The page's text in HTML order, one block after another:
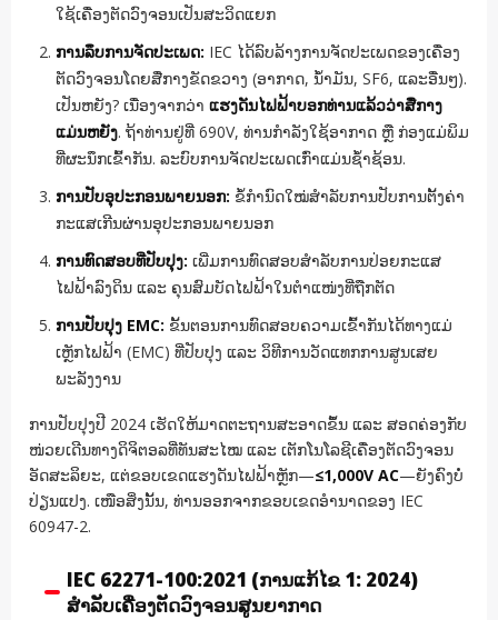
ໃຊ້ເຄື່ອງຕັດວົງຈອນເປັນສະວິດແຍກ
ການລຶບການຈັດປະເພດ: IEC ໄດ້ລົບລ້າງການຈັດປະເພດຂອງເຄື່ອງ
ຕັດວົງຈອນໂດຍສື່ກາງຂັດຂວາງ (ອາກາດ, ນ້ຳມັນ, SF6, ແລະອື່ນໆ).
ເປັນຫຍັງ? ເນື່ອງຈາກວ່າ ແຮງດັນໄຟຟ້າບອກທ່ານແລ້ວວ່າສື່ກາງ
ແມ່ນຫຍັງ. ຖ້າທ່ານຢູ່ທີ່ 690V, ທ່ານກຳລັງໃຊ້ອາກາດ ຫຼື ກ່ອງແມ່ພິມ
ທີ່ຜະນຶກເຂົ້າກັນ. ລະບົບການຈັດປະເພດເກົ່າແມ່ນຊ້ຳຊ້ອນ.
ການປັບອຸປະກອນພາຍນອກ: ຂໍ້ກຳນົດໃໝ່ສຳລັບການປັບການຕັ້ງຄ່າ
ກະແສເກີນຜ່ານອຸປະກອນພາຍນອກ
ການທົດສອບທີ່ປັບປຸງ: ເພີ່ມການທົດສອບສຳລັບການປ່ອຍກະແສ
ໄຟຟ້າລົງດິນ ແລະ ຄຸນສົມບັດໄຟຟ້າໃນຕຳແໜ່ງທີ່ຖືກຕັດ
ການປັບປຸງ EMC: ຂັ້ນຕອນການທົດສອບຄວາມເຂົ້າກັນໄດ້ທາງແມ່
ເຫຼັກໄຟຟ້າ (EMC) ທີ່ປັບປຸງ ແລະ ວິທີການວັດແທກການສູນເສຍ
ພະລັງງານ
ການປັບປຸງປີ 2024 ເຮັດໃຫ້ມາດຕະຖານສະອາດຂຶ້ນ ແລະ ສອດຄ່ອງກັບ
ໜ່ວຍເດີນທາງດິຈິຕອລທີ່ທັນສະໄໝ ແລະ ເຕັກໂນໂລຊີເຄື່ອງຕັດວົງຈອນ
ອັດສະລິຍະ, ແຕ່ຂອບເຂດແຮງດັນໄຟຟ້າຫຼັກ—≤1,000V AC—ຍັງຄົງບໍ່
ປ່ຽນແປງ. ເໜືອສິ່ງນັ້ນ, ທ່ານອອກຈາກຂອບເຂດອຳນາດຂອງ IEC
60947-2.
IEC 62271-100:2021 (ການແກ້ໄຂ 1: 2024)
ສຳລັບເຄື່ອງຕັດວົງຈອນສູນຍາກາດ